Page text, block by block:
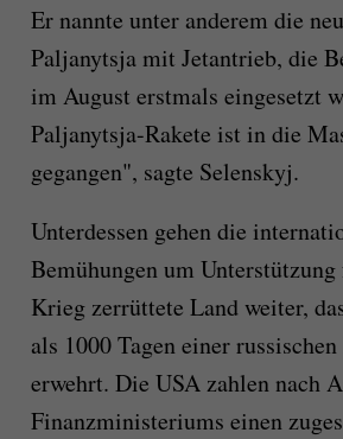
Er nannte unter anderem die
Paljanytsja mit Jetantrieb, die
im August erstmals eingesetzt
Paljanytsja-Rakete ist in die
gegangen", sagte Selenskyj.
Unterdessen gehen die
Bemühungen um
Krieg zerrüttete Land weiter,
als 1000 Tagen einer
erwehrt. Die USA zahlen nach
Finanzministeriums einen